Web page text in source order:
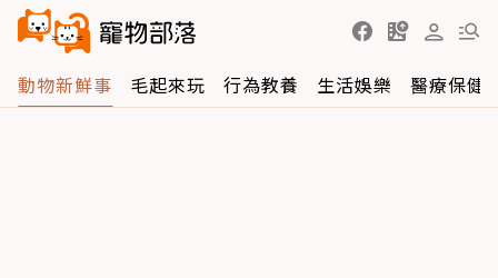
動物新鮮事 毛起來玩 行為教養 生活娛樂 醫療保健